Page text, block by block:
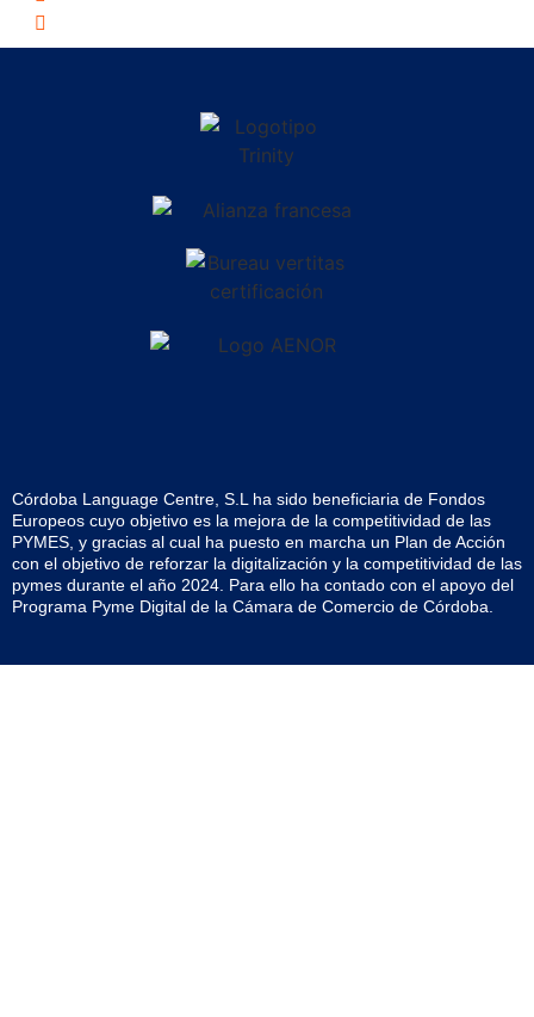
Córdoba Language Centre, S.L ha sido beneficiaria de Fondos
Europeos cuyo objetivo es la mejora de la competitividad de las
PYMES, y gracias al cual ha puesto en marcha un Plan de Acción
con el objetivo de reforzar la digitalización y la competitividad de las
pymes durante el año 2024. Para ello ha contado con el apoyo del
Programa Pyme Digital de la Cámara de Comercio de Córdoba.